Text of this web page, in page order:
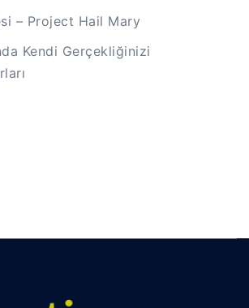
– Project Hail Mary
Kendi Gerçekliğinizi